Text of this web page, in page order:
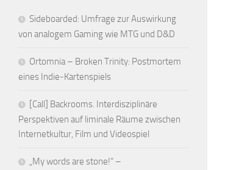
Sideboarded: Umfrage zur Auswirkung
von analogem Gaming wie MTG und D&D
Ortomnia – Broken Trinity: Postmortem
eines Indie-Kartenspiels
[Call] Backrooms. Interdisziplinäre
Perspektiven auf liminale Räume zwischen
Internetkultur, Film und Videospiel
„My words are stone!“ –